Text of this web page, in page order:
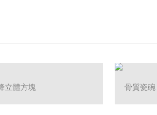
立體方塊 骨質瓷碗